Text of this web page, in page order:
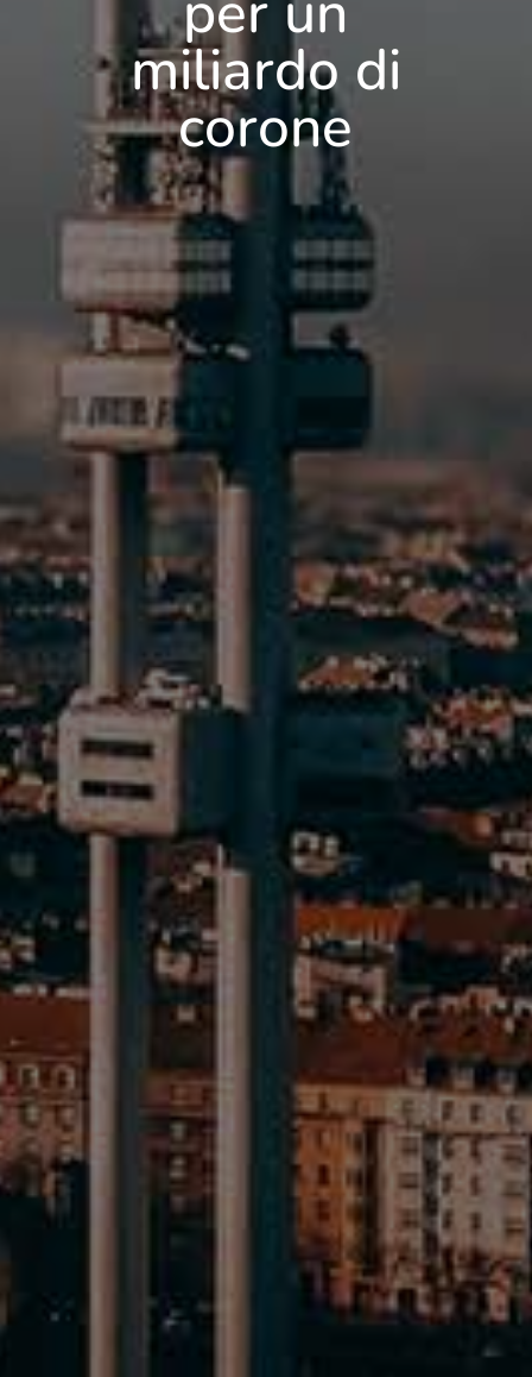
miliardo di
corone